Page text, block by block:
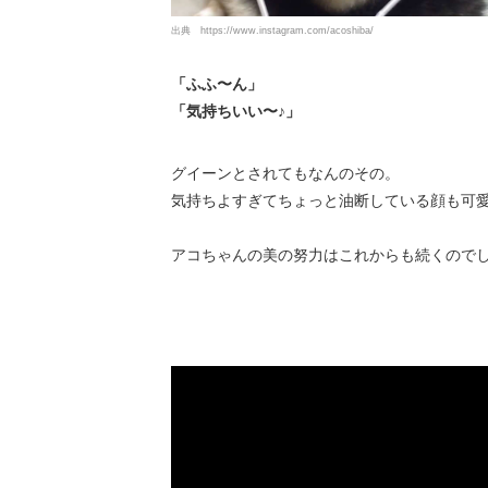
出典 https://www.instagram.com/acoshiba/
「ふふ〜ん」
「気持ちいい〜♪」
グイーンとされてもなんのその。
気持ちよすぎてちょっと油断している顔も可
アコちゃんの美の努力はこれからも続くのでし